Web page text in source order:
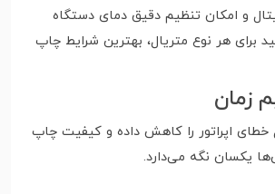
و امکان تنظیم دقیق دمای دستگاه
برای هر نوع متریال، بهترین شرایط چاپ
زمان
خطای اپراتور را کاهش داده و کیفیت چاپ
یکسان نگه می‌دارد.